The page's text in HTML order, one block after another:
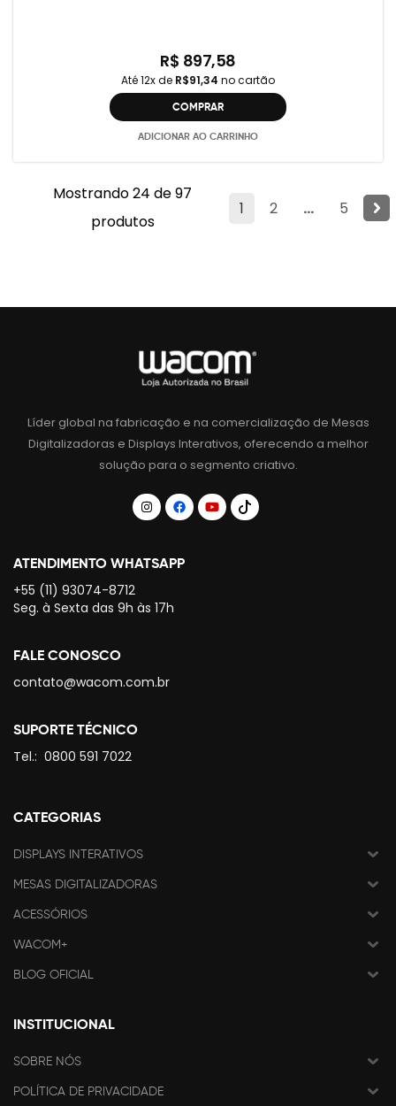
R$ 897,58
Até 12x de R$91,34 no cartão
COMPRAR
ADICIONAR AO CARRINHO
1 2 ... 5
Mostrando 24 de 97
produtos
Líder global na fabricação e na comercialização de Mesas
Digitalizadoras e Displays Interativos, oferecendo a melhor
solução para o segmento criativo.
ATENDIMENTO WHATSAPP
+55 (11) 93074-8712
Seg. à Sexta das 9h às 17h
FALE CONOSCO
contato@wacom.com.br
SUPORTE TÉCNICO
Tel.: 0800 591 7022
CATEGORIAS
DISPLAYS INTERATIVOS
MESAS DIGITALIZADORAS
ACESSÓRIOS
WACOM+
BLOG OFICIAL
INSTITUCIONAL
SOBRE NÓS
POLÍTICA DE PRIVACIDADE